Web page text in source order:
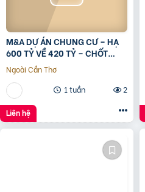
M&A DỰ ÁN CHUNG CƯ – HẠ
600 TỶ VỀ 420 TỶ – CHỐT
LVCC
Ngoài Cần Thơ
1 tuần
2
Liên hệ